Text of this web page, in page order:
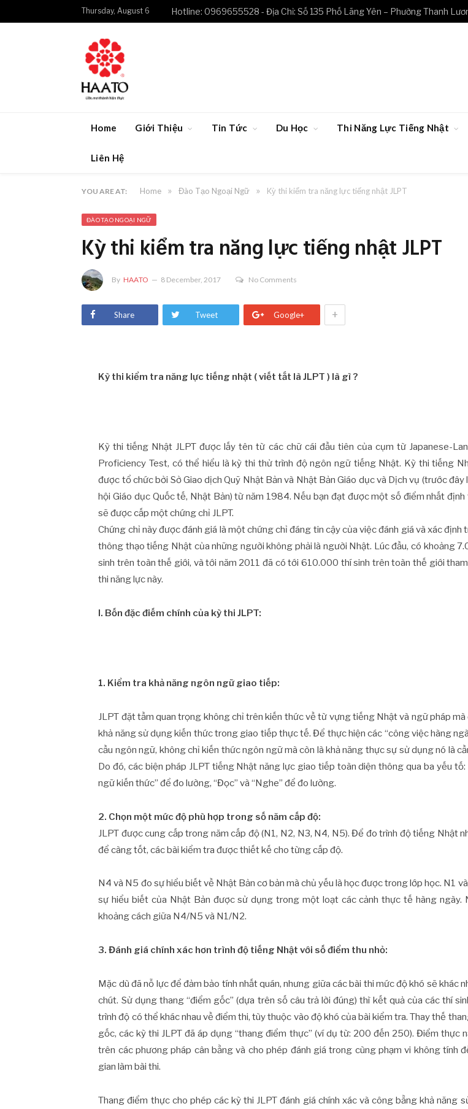
Thursday, August 6 Hotline: 0969655528 - Địa Chỉ: Số 135 Phố Lãng Yên – Phường Thanh
Home Giới Thiệu Tin Tức Du Học Thi Năng Lực Tiếng Nhật
Liên Hệ
YOU ARE AT: Home » Đào Tạo Ngoại Ngữ » Kỳ thi kiểm tra năng lực tiếng nhật JLPT
ĐÀO TẠO NGOẠI NGỮ
Kỳ thi kiểm tra năng lực tiếng nhật JLPT
By HAATO 8 December, 2017 No Comments
Share Tweet Google+ +
Kỳ thi kiểm tra năng lực tiếng nhật ( viết tắt là JLPT ) là gì ?
Kỳ thi tiếng Nhật JLPT được lấy tên từ các chữ cái đầu tiên của cụm từ Japanese-
Proficiency Test, có thể hiểu là kỳ thi thử trình độ ngôn ngữ tiếng Nhật. Kỳ thi tiếng
được tổ chức bởi Sở Giao dịch Quỹ Nhật Bản và Nhật Bản Giáo dục và Dịch vụ (trước đây
hội Giáo dục Quốc tế, Nhật Bản) từ năm 1984. Nếu bạn đạt được một số điểm nhất định
sẽ được cấp một chứng chỉ JLPT.
Chứng chỉ này được đánh giá là một chứng chỉ đáng tin cậy của việc đánh giá và xác định
thông thạo tiếng Nhật của những người không phải là người Nhật. Lúc đầu, có khoảng
sinh trên toàn thế giới, và tới năm 2011 đã có tới 610.000 thí sinh trên toàn thế giới
thi năng lực này.
I. Bốn đặc điếm chính của kỳ thi JLPT:
1. Kiểm tra khả năng ngôn ngữ giao tiếp:
JLPT đặt tầm quan trọng không chỉ trên kiến thức về từ vựng tiếng Nhật và ngữ pháp mà
khả năng sử dụng kiến thức trong giao tiếp thực tế. Để thực hiện các “công việc hàng
cầu ngôn ngữ, không chỉ kiến thức ngôn ngữ mà còn là khả năng thực sự sử dụng nó là
Do đó, các biện pháp JLPT tiếng Nhật năng lực giao tiếp toàn diện thông qua ba yếu tố:
ngữ kiến thức” để đo lường, “Đọc” và “Nghe” để đo lường.
2. Chọn một mức độ phù hợp trong số năm cấp độ:
JLPT được cung cấp trong năm cấp độ (N1, N2, N3, N4, N5). Để đo trình độ tiếng Nhật
để càng tốt, các bài kiểm tra được thiết kế cho từng cấp độ.
N4 và N5 đo sự hiểu biết về Nhật Bản cơ bản mà chủ yếu là học được trong lớp học. N1
sự hiểu biết của Nhật Bản được sử dụng trong một loạt các cảnh thực tế hàng ngày.
khoảng cách giữa N4/N5 và N1/N2.
3. Đánh giá chính xác hơn trình độ tiếng Nhật với số điểm thu nhỏ:
Mặc dù đã nỗ lực để đảm bảo tính nhất quán, nhưng giữa các bài thi mức độ khó sẽ khác
chút. Sử dụng thang “điểm gốc” (dựa trên số câu trả lời đúng) thì kết quả của các thí
trình độ có thể khác nhau về điểm thi, tùy thuộc vào độ khó của bài kiểm tra. Thay thế
gốc, các kỳ thi JLPT đã áp dụng “thang điểm thực” (ví dụ từ: 200 đến 250). Điểm thực
trên các phương pháp cân bằng và cho phép đánh giá trong cùng phạm vi không tính
gian làm bài thi.
Thang điểm thực cho phép các kỳ thi JLPT đánh giá chính xác và công bằng khả năng